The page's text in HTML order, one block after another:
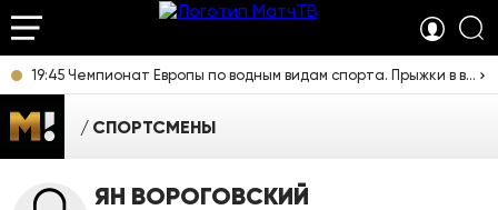
19:45 Чемпионат Европы по водным видам спорта. Прыжки в воду. Мужчины. Вышка. Прямая трансляция из Франции
СПОРТСМЕНЫ
ЯН ВОРОГОВСКИЙ